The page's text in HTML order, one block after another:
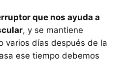
que nos ayuda a
, y se mantiene
varios días después de la
ese tiempo debemos